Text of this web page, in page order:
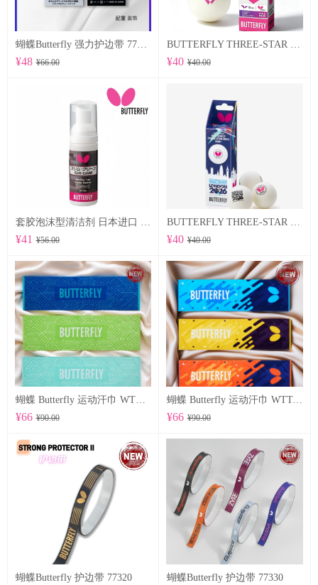
蝴蝶Butterfly 强力护边带 77500 POWER TAPE SP Ⅱ
¥48 ¥66.00 ¥40 ¥40.00
¥41 ¥56.00 ¥40 ¥40.00
蝴蝶 Butterfly 运动汗巾 WTT-122
¥66 ¥90.00
蝴蝶 Butterfly 运动汗巾 WTT-123
¥66 ¥90.00
蝴蝶Butterfly 护边带 77320 蝴蝶Butterfly 护边带 77330